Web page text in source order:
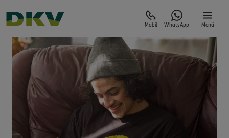
Mobil WhatsApp Menü